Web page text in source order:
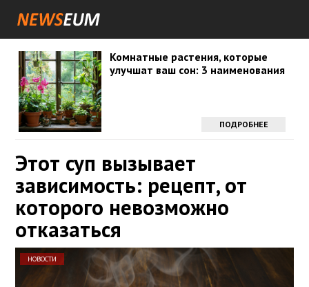
Комнатные растения, которые
улучшат ваш сон: 3 наименования
ПОДРОБНЕЕ
Этот суп вызывает
зависимость: рецепт, от
которого невозможно
отказаться
НОВОСТИ